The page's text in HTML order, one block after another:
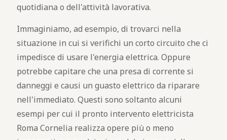
quotidiana o dell'attività lavorativa.
Immaginiamo, ad esempio, di trovarci nella
situazione in cui si verifichi un corto circuito che ci
impedisce di usare l'energia elettrica. Oppure
potrebbe capitare che una presa di corrente si
danneggi e causi un guasto elettrico da riparare
nell'immediato. Questi sono soltanto alcuni
esempi per cui il pronto intervento elettricista
Roma Cornelia realizza opere più o meno